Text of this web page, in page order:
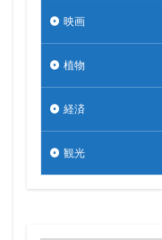
映画
植物
経済
観光